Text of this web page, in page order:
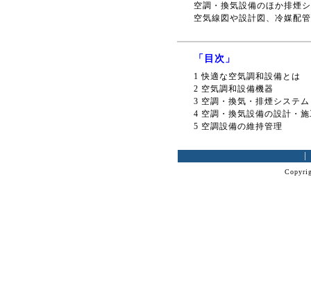
空調・換気設備のほか排煙
空気線図や設計図、冷媒配
「目次」
1 快適な空気調和設備とは
2 空気調和設備機器
3 空調・換気・排煙システム
4 空調・換気設備の設計・
5 空調設備の維持管理